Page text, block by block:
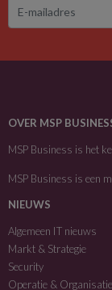
OVER MSP
MSP Business is het
MSP Business is een
NIEUWS
Algemeen IT nieuws
Markt & Strategie
Security
Operatie & Organisatie